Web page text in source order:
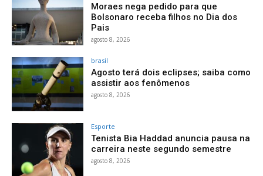
Moraes nega pedido para que
Bolsonaro receba filhos no Dia dos
Pais
agosto 8, 2026
brasil
Agosto terá dois eclipses; saiba como
assistir aos fenômenos
agosto 8, 2026
Esporte
Tenista Bia Haddad anuncia pausa na
carreira neste segundo semestre
agosto 8, 2026